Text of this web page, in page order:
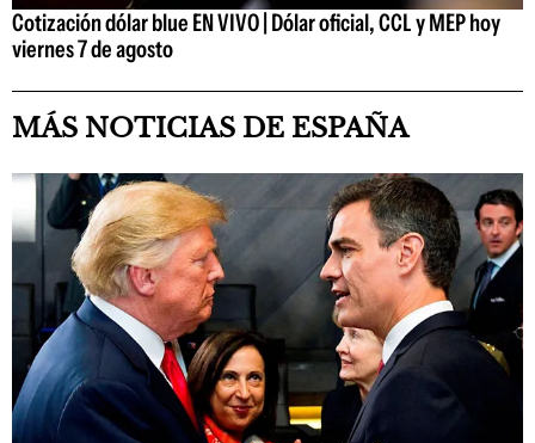
Cotización dólar blue EN VIVO | Dólar oficial, CCL y MEP hoy
viernes 7 de agosto
MÁS NOTICIAS DE ESPAÑA